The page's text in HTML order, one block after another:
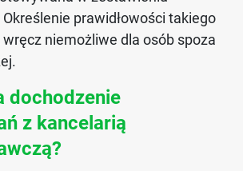
prawidłowości takiego
niemożliwe dla osób spoza
dochodzenie
z kancelarią